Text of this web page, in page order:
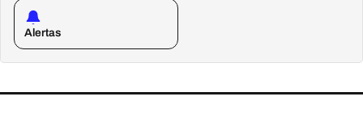
Alertas